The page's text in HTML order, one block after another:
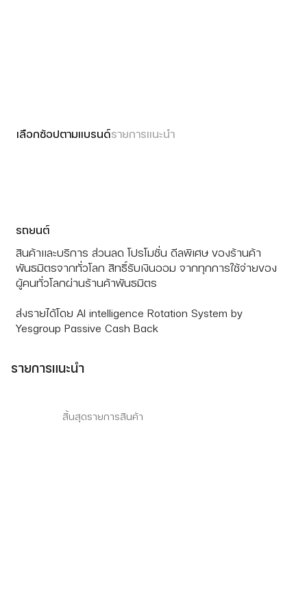
เลือกช้อปตามแบรนด์รายการแนะนำ
รถยนต์
สินค้าและบริการ ส่วนลด โปรโมชั่น ดีลพิเศษ ของร้านค้า
พันธมิตรจากทั่วโลก สิทธิ์รับเงินออม จากทุกการใช้จ่ายของ
ผู้คนทั่วโลกผ่านร้านค้าพันธมิตร
ส่งรายได้โดย AI intelligence Rotation System by
Yesgroup Passive Cash Back
รายการแนะนำ
สิ้นสุดรายการสินค้า